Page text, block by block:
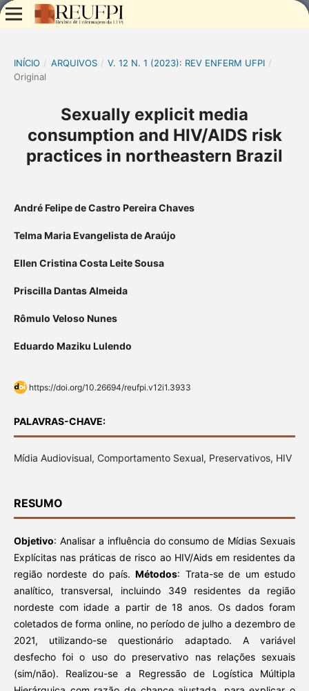
INÍCIO / ARQUIVOS / V. 12 N. 1 (2023): REV ENFERM UFPI /
Original
Sexually explicit media
consumption and HIV/AIDS risk
practices in northeastern Brazil
André Felipe de Castro Pereira Chaves
Telma Maria Evangelista de Araújo
Ellen Cristina Costa Leite Sousa
Priscilla Dantas Almeida
Rômulo Veloso Nunes
Eduardo Maziku Lulendo
https://doi.org/10.26694/reufpi.v12i1.3933
PALAVRAS-CHAVE:
Mídia Audiovisual, Comportamento Sexual, Preservativos, HIV
RESUMO
Objetivo: Analisar a influência do consumo de Mídias Sexuais
Explícitas nas práticas de risco ao HIV/Aids em residentes da
região nordeste do país. Métodos: Trata-se de um estudo
analítico, transversal, incluindo 349 residentes da região
nordeste com idade a partir de 18 anos. Os dados foram
coletados de forma online, no período de julho a dezembro de
2021, utilizando-se questionário adaptado. A variável
desfecho foi o uso do preservativo nas relações sexuais
(sim/não). Realizou-se a Regressão de Logística Múltipla